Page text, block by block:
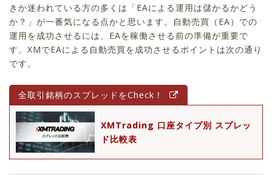
きか迷われている方の多くは「EAによる運用は儲かるかどう
か？」が一番気になる点かと思います。自動売買（EA）での
運用を成功させるには、EAを稼働させる前の準備が重要で
す。XMでEAによる自動売買を成功させるポイントは次の通り
です。
全取引銘柄のスプレッドをCheck！
XMTrading 口座タイプ別 スプレッ
ド比較表